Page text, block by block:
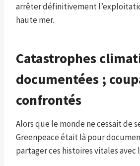
arrêter définitivement
haute mer.
Catastrophes
documentées ;
confrontés
Alors que le monde ne cessait de
Greenpeace était là pour
partager ces histoires vitales avec